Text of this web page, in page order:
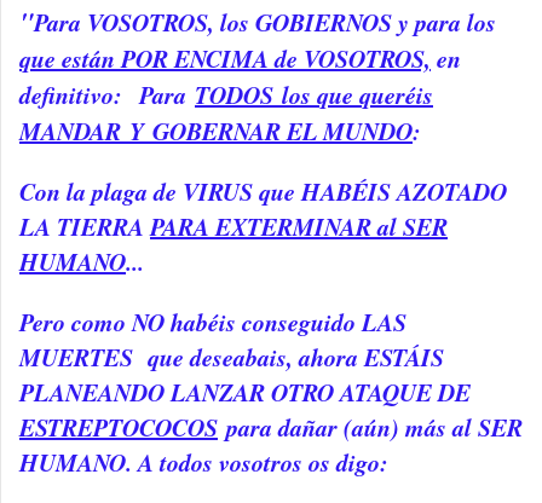
"Para VOSOTROS, los GOBIERNOS y para los
que están POR ENCIMA de VOSOTROS, en
definitivo: Para TODOS los que queréis
MANDAR Y GOBERNAR EL MUNDO:
Con la plaga de VIRUS que HABÉIS AZOTADO
LA TIERRAPARA EXTERMINAR al SER
HUMANO...
Pero como NO habéis conseguido LAS
MUERTES que deseabais, ahora ESTÁIS
PLANEANDO LANZAR OTRO ATAQUE DE
ESTREPTOCOCOS para dañar (aún) más al SER
HUMANO. A todos vosotros os digo: